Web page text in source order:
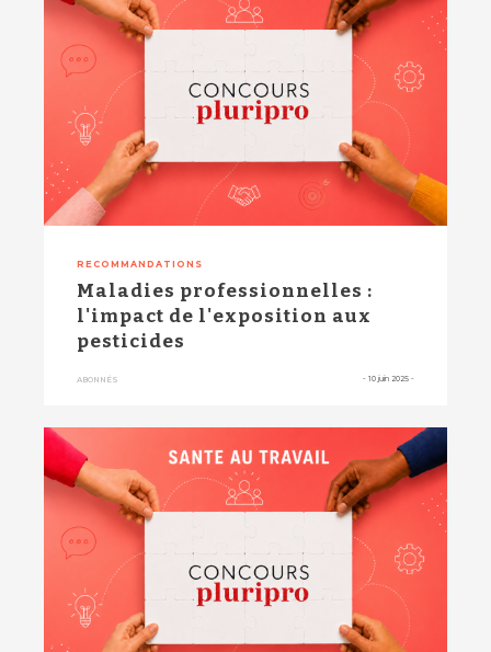
RECOMMANDATIONS
Maladies professionnelles :
l'impact de l'exposition aux
pesticides
ABONNÉS - 10 juin 2025 -